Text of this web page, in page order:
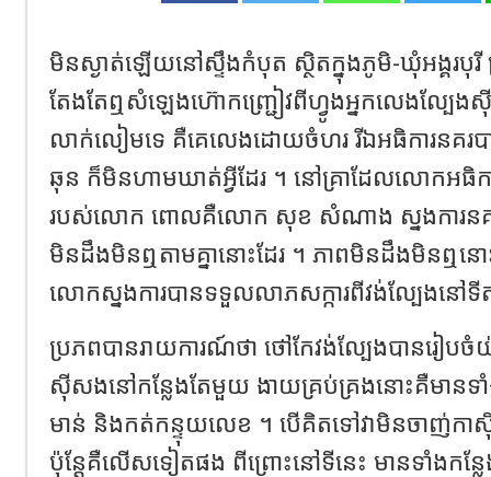
មិនស្ងាត់ឡើយ​នៅស្ទឹងកំបុត ស្ថិតក្នុងភូមិ​-ឃុំអង្គរបុរី ស្
តែងតែឮសំឡេងហ៊ោកញ្ជ្រៀវ​ពីហ្វូងអ្នកលេងល្បែង
លាក់លៀមទេ គឺគេលេងដោយចំហរ រីឯអធិការនគរ
ឆុន ក៏​មិនហាមឃាត់អ្វីដែរ ។ នៅគ្រាដែល​លោកអធិក
របស់លោក ពោលគឺលោក សុខ សំណាង ស្នងការនគរបា
មិនដឹងមិនឮតាមគ្នានោះដែរ ។ ភាពមិនដឹងមិនឮនោ
លោកស្នងការ​បានទទួលលាភសក្ការពី​វង់ល្បែង​នៅ
ប្រភពបានរាយការណ៍ថា ថៅកែវង់ល្បែងបានរៀបចំ​
ស៊ីសង​នៅកន្លែងតែមួយ​ ងាយគ្រប់គ្រងនោះគឺមាន​
មាន់ និងកត់កន្ទុយលេខ ។ បើគិតទៅវាមិនចាញ់កា
ប៉ុន្តែគឺលើសទៀតផង ពីព្រោះ​នៅ​ទីនេះ មានទាំងកន្